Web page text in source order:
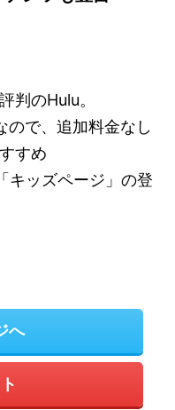
判のHulu。
ので、追加料金なし
すめ
キッズページ」の登
へ